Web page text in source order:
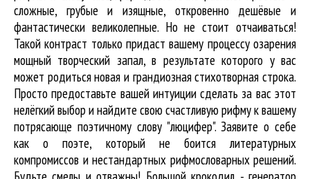
сложные, грубые и изящные, откровенно дешёвые и
фантастически великолепные. Но не стоит отчаиваться!
Такой контраст только придаст вашему процессу озарения
мощный творческий запал, в результате которого у вас
может родиться новая и грандиозная стихотворная строка.
Просто предоставьте вашей интуиции сделать за вас этот
нелёгкий выбор и найдите свою счастливую рифму к вашему
потрясающе поэтичному слову "люцифер". Заявите о себе
как о поэте, который не боится литературных
компромиссов и нестандартных рифмословарных решений.